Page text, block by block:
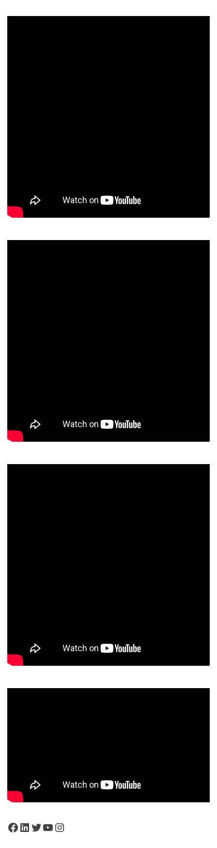
Facebook
LinkedIn
Twitter
YouTube
Instagram